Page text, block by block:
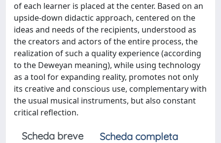
of each learner is placed at the center. Based on an
upside-down didactic approach, centered on the
ideas and needs of the recipients, understood as
the creators and actors of the entire process, the
realization of such a quality experience (according
to the Deweyan meaning), while using technology
as a tool for expanding reality, promotes not only
its creative and conscious use, complementary with
the usual musical instruments, but also constant
critical reflection.
Scheda breve
Scheda completa